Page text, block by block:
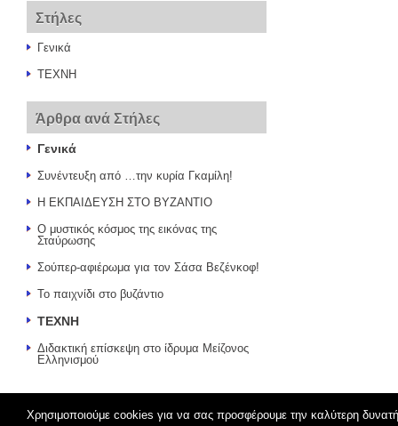
Στήλες
Γενικά
ΤΕΧΝΗ
Άρθρα ανά Στήλες
Γενικά
Συνέντευξη από …την κυρία Γκαμίλη!
Η ΕΚΠΑΙΔΕΥΣΗ ΣΤΟ ΒΥΖΑΝΤΙΟ
Ο μυστικός κόσμος της εικόνας της
Σταύρωσης
Σούπερ-αφιέρωμα για τον Σάσα Βεζένκοφ!
Το παιχνίδι στο βυζάντιο
ΤΕΧΝΗ
Διδακτική επίσκεψη στο ίδρυμα Μείζονος
Ελληνισμού
Χρησιμοποιούμε cookies για να σας προσφέρουμε την καλύτερη δυνατή